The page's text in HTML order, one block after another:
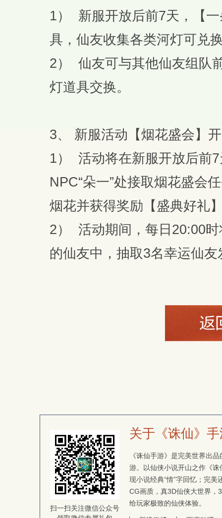
1） 新服开放后前7天，【
具，仙友收集各类河灯可兑
2） 仙友可与其他仙友组队
灯道具交换。
3、 新服活动【烟花盛会】
1） 活动将在新服开放后前
NPC“朵一”处接取烟花盛会
烟花并获得奖励【盛典好礼
2） 活动期间，每日20:00
的仙友中，抽取3名幸运仙
扫一扫关注微信公众号
关于《诛仙》
《诛仙手游》是完美世界出
游。以仙侠小说开山之作《
现小说经典“情”字回忆；完
CG画质，真3D仙侠大世界，
给玩家极致的仙侠体验。